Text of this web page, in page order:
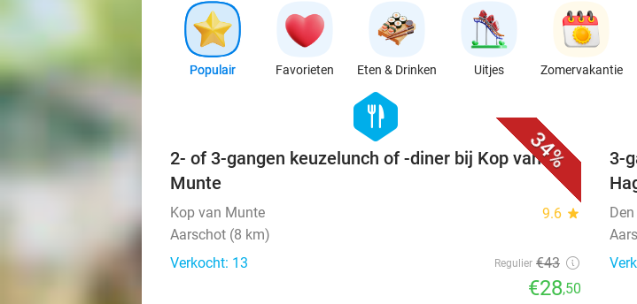
Populair Favorieten Eten & Drinken Uitjes Zomervakantie
34%
hexagon
food
2- of 3-gangen keuzelunch of -diner bij Kop van
Munte
Kop van Munte 9.6 star
Aarschot (8 km)
Verkocht: 13
Regulier €43
€28,50
3-